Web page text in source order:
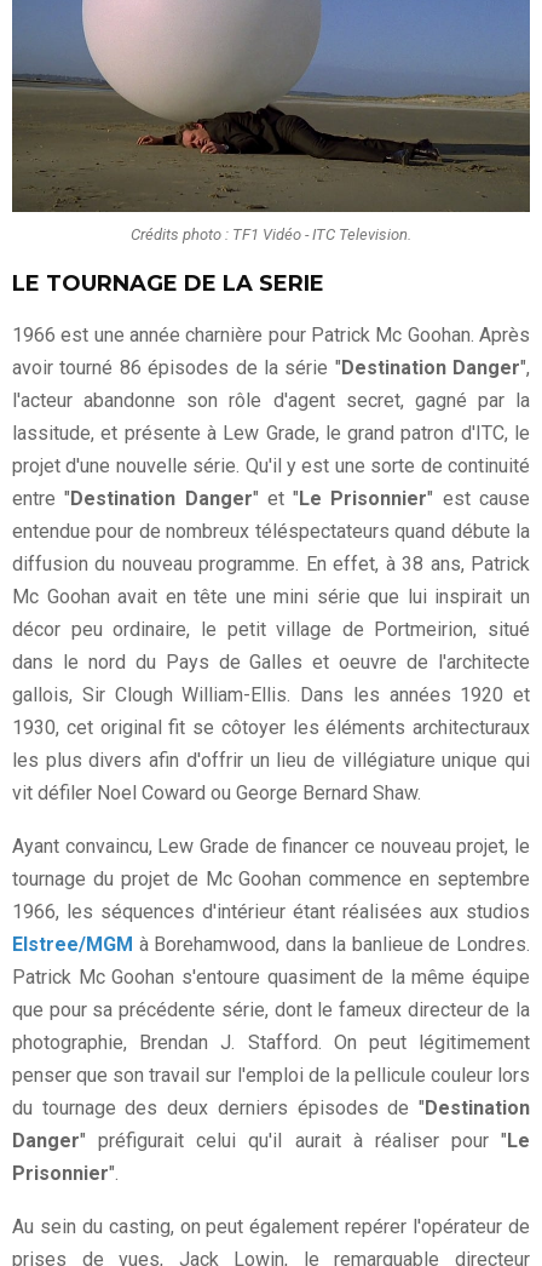
Crédits photo : TF1 Vidéo - ITC Television.
LE TOURNAGE DE LA SERIE
1966 est une année charnière pour Patrick Mc Goohan. Après
avoir tourné 86 épisodes de la série "Destination Danger",
l'acteur abandonne son rôle d'agent secret, gagné par la
lassitude, et présente à Lew Grade, le grand patron d'ITC, le
projet d'une nouvelle série. Qu'il y est une sorte de continuité
entre "Destination Danger" et "Le Prisonnier" est cause
entendue pour de nombreux téléspectateurs quand débute la
diffusion du nouveau programme. En effet, à 38 ans, Patrick
Mc Goohan avait en tête une mini série que lui inspirait un
décor peu ordinaire, le petit village de Portmeirion, situé
dans le nord du Pays de Galles et oeuvre de l'architecte
gallois, Sir Clough William-Ellis. Dans les années 1920 et
1930, cet original fit se côtoyer les éléments architecturaux
les plus divers afin d'offrir un lieu de villégiature unique qui
vit défiler Noel Coward ou George Bernard Shaw.
Ayant convaincu, Lew Grade de financer ce nouveau projet, le
tournage du projet de Mc Goohan commence en septembre
1966, les séquences d'intérieur étant réalisées aux studios
Elstree/MGM à Borehamwood, dans la banlieue de Londres.
Patrick Mc Goohan s'entoure quasiment de la même équipe
que pour sa précédente série, dont le fameux directeur de la
photographie, Brendan J. Stafford. On peut légitimement
penser que son travail sur l'emploi de la pellicule couleur lors
du tournage des deux derniers épisodes de "Destination
Danger" préfigurait celui qu'il aurait à réaliser pour "Le
Prisonnier".
Au sein du casting, on peut également repérer l'opérateur de
prises de vues, Jack Lowin, le remarquable directeur